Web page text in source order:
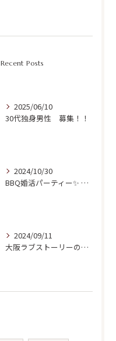
Recent Posts
2025/06/10
30代独身男性 募集！！
2024/10/30
BBQ婚活パーティー✨ 開催ご報告！
2024/09/11
大阪ラブストーリーの初リアルParty開催✨